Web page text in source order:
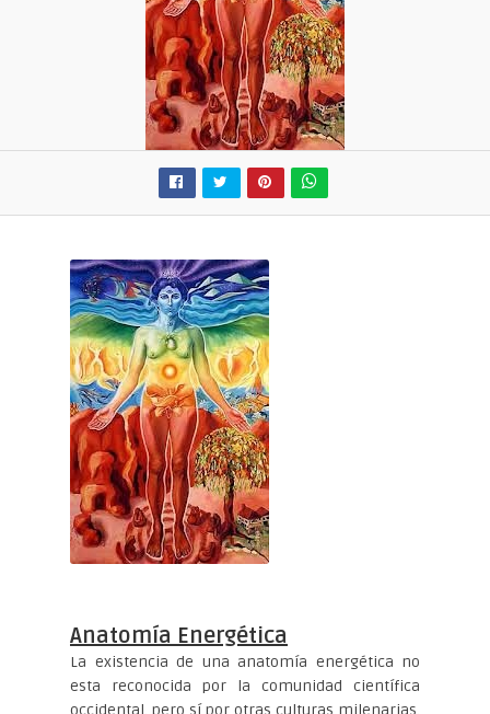
Anatomía Energética
La existencia de una anatomía energética no
esta reconocida por la comunidad científica
occidental, pero sí por otras culturas milenarias,